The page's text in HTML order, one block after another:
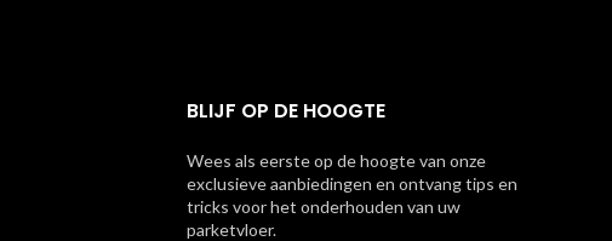
BLIJF OP DE HOOGTE
Wees als eerste op de hoogte van onze
exclusieve aanbiedingen en ontvang tips en
tricks voor het onderhouden van uw
parketvloer.